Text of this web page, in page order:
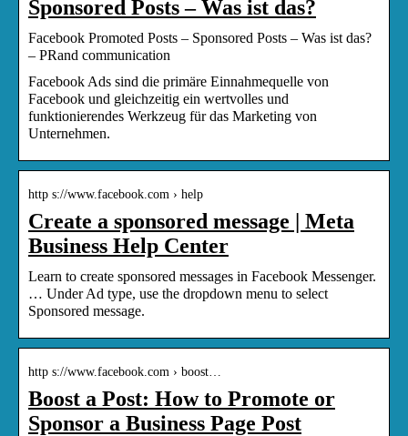
Sponsored Posts – Was ist das?
Facebook Promoted Posts – Sponsored Posts – Was ist das?
– PRand communication
Facebook Ads sind die primäre Einnahmequelle von
Facebook und gleichzeitig ein wertvolles und
funktionierendes Werkzeug für das Marketing von
Unternehmen.
http s://www.facebook.com › help
Create a sponsored message | Meta
Business Help Center
Learn to create sponsored messages in Facebook Messenger.
… Under Ad type, use the dropdown menu to select
Sponsored message.
http s://www.facebook.com › boost…
Boost a Post: How to Promote or
Sponsor a Business Page Post